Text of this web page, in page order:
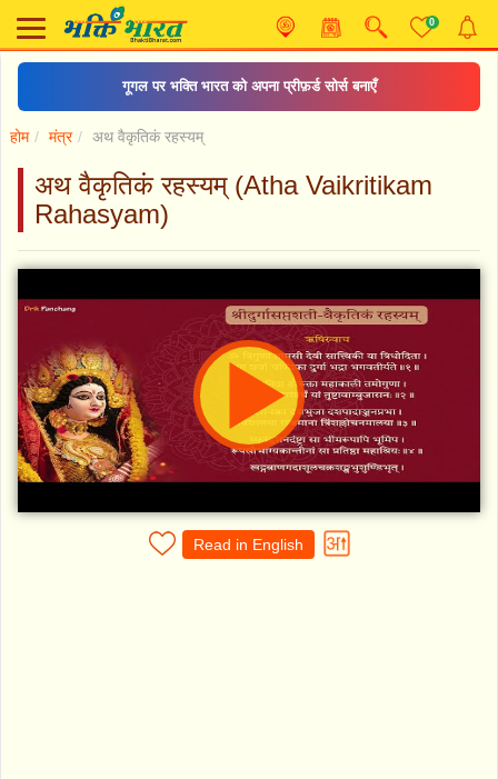
0
गूगल पर भक्ति भारत को अपना प्रीफ़र्ड सोर्स बनाएँ
होम मंत्र अथ वैकृतिकं रहस्यम्
अथ वैकृतिकं रहस्यम् (Atha Vaikritikam
Rahasyam)
Read in English